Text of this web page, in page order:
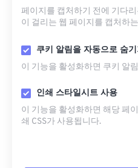
페이지를 캡처하기 전에 기다
이 걸리는 웹 페이지를 캡처하
쿠키 알림을 자동으로 숨기
이 기능을 활성화하면 쿠키 알
인쇄 스타일시트 사용
이 기능을 활성화하면 해당 페
쇄 CSS가 사용됩니다.